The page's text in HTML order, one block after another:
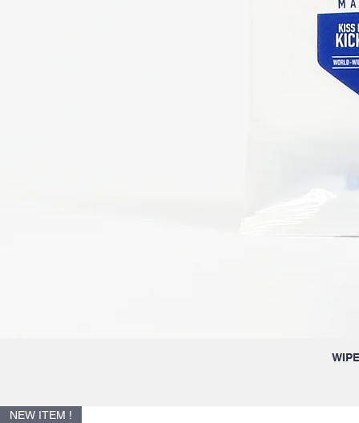
NEW ITEM !